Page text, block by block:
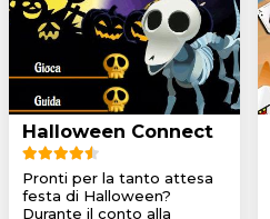
Halloween Connect
Pronti per la tanto attesa
festa di Halloween?
Durante il conto alla